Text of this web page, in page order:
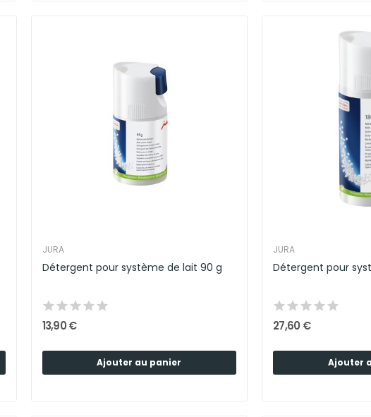
JURA
Détergent pour système de lait 90 g
13,90 €
Ajouter au panier
JURA
27,60 €
Ajouter